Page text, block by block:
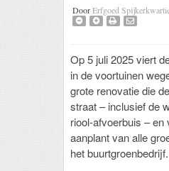
DoorErfgoed
Op 5 juli 2025 viert
in de voortuinen
grote renovatie die
straat – inclusief de
riool-afvoerbuis – en
aanplant van alle
het buurtgroenbedrijf.